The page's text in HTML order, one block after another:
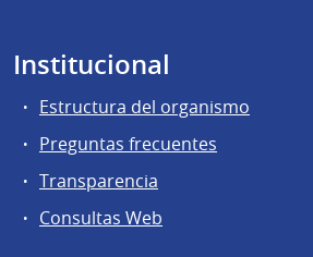
Institucional
Estructura del organismo
Preguntas frecuentes
Transparencia
Consultas Web